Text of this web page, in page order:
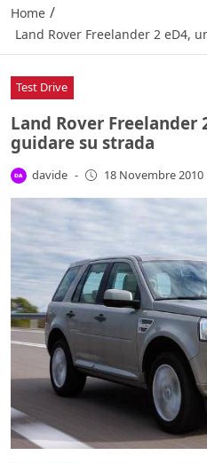
Home /
Land Rover Freelander 2 eD4,
Test Drive
Land Rover Freelander
guidare su strada
davide - 18 Novembre 2010